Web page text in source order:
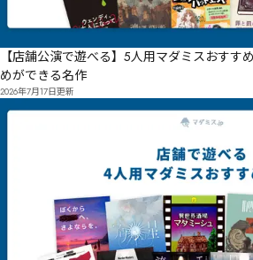
【店舗公演で遊べる】5人用マダミスおすす
めができる名作
2026年7月17日更新